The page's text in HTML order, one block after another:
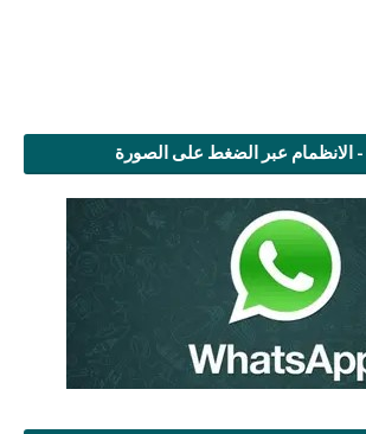
الانظمام عبر الضغط على الصورة